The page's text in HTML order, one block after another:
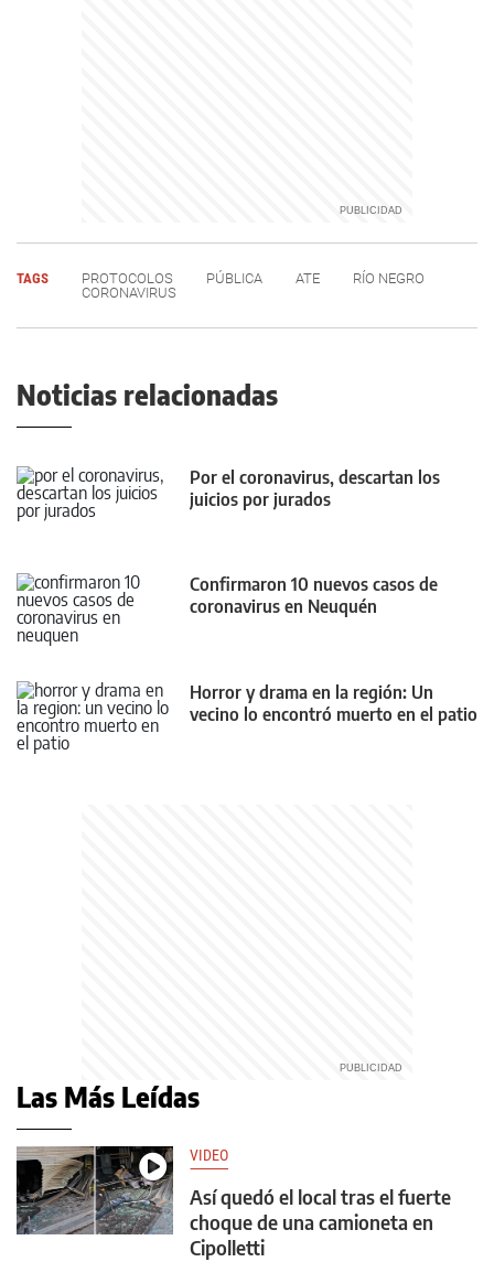
TAGS PROTOCOLOS PÚBLICA ATE
RÍO NEGRO
CORONAVIRUS
Noticias relacionadas
Por el coronavirus, descartan los
juicios por jurados
Confirmaron 10 nuevos casos de
coronavirus en Neuquén
Horror y drama en la región: Un
vecino lo encontró muerto en el patio
Las Más Leídas
VIDEO
Así quedó el local tras el fuerte
choque de una camioneta en
Cipolletti